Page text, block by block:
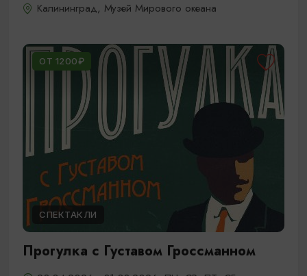
Калининград, Музей Мирового океана
ОТ 1200₽
СПЕКТАКЛИ
Прогулка с Густавом Гроссманном